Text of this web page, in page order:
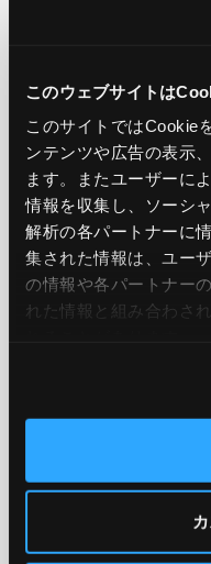
このウェブサイトは
このサイトではCookie
ンテンツや広告の表示
ます。またユーザーに
情報を収集し、ソーシ
解析の各パートナーに
集された情報は、ユー
の情報や各パートナー
れた情報と組み合わさ
LIKE
PREV